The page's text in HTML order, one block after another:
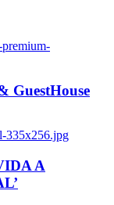
GuestHouse
335x256.jpg
A